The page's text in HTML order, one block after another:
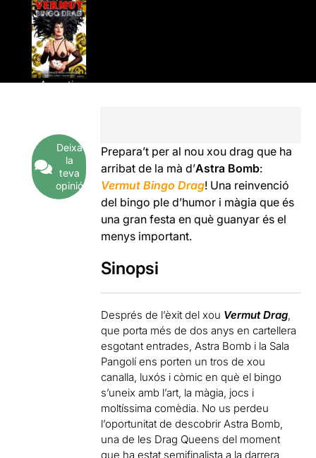
A partir
Deixa
la
teva
opinió
Prepara’t per al nou xou drag que ha
arribat de la mà d’Astra Bomb:
Vermut Bingo Drag! Una reinvenció
del bingo ple d’humor i màgia que és
una gran festa en què guanyar és el
menys important.
Sinopsi
Després de l’èxit del xou Vermut Drag
que porta més de dos anys en cartellera
esgotant entrades, Astra Bomb i la Sala
Pangolí ens porten un tros de xou
canalla, luxós i còmic en què el bingo
s’uneix amb l’art, la màgia, jocs i
moltíssima comèdia. No us perdeu
l’oportunitat de descobrir Astra Bomb,
una de les Drag Queens del moment
que ha estat semifinalista a la darrera